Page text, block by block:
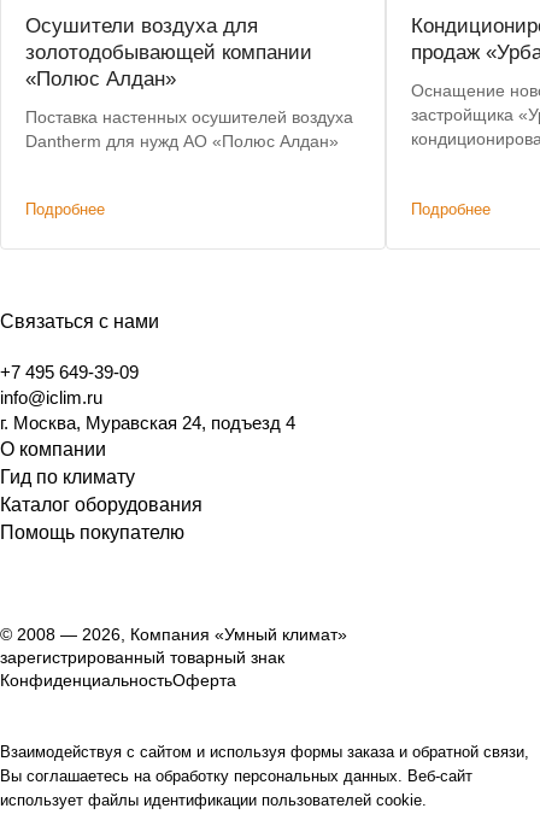
Осушители воздуха для
золотодобывающей компании
«Полюс Алдан»
Поставка настенных осушителей воздуха
Dantherm для нужд АО «Полюс Алдан»
Подробнее
продаж
Оснащение
застройщика
Подробнее
Связаться с нами
+7 495 649-39-09
info@iclim.ru
г. Москва, Муравская 24, подъезд 4
О компании
Гид по климату
Каталог оборудования
Помощь покупателю
© 2008 — 2026, Компания «Умный климат»
зарегистрированный товарный знак
КонфиденциальностьОферта
Взаимодействуя с сайтом и используя формы заказа и обратной связи,
Вы соглашаетесь на обработку персональных данных. Веб-сайт
использует файлы идентификации пользователей cookie.